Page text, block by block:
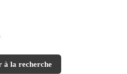
à la recherche